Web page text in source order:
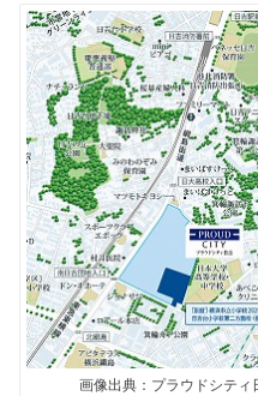
画像出典：プラウドシティ